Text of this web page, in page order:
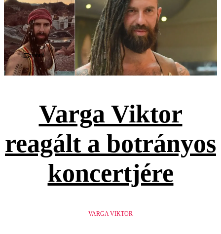
Videó
Varga Viktor
reagált a botrányos
koncertjére
VARGA VIKTOR